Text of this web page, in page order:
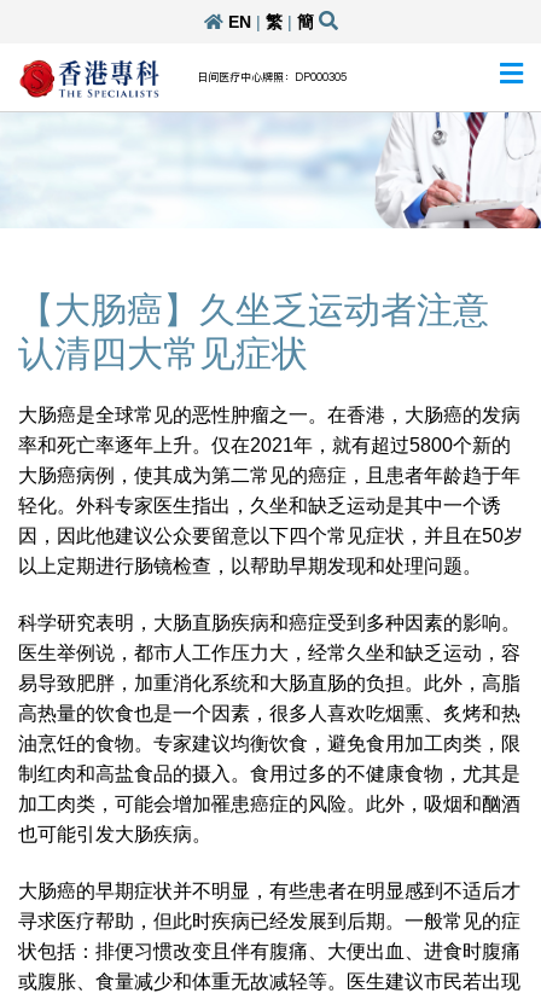
EN| 繁| 簡
日间医疗中心牌照：DP000305
【大肠癌】久坐乏运动者注意
认清四大常见症状
大肠癌是全球常见的恶性肿瘤之一。在香港，大肠癌的发病
率和死亡率逐年上升。仅在2021年，就有超过5800个新的
大肠癌病例，使其成为第二常见的癌症，且患者年龄趋于年
轻化。外科专家医生指出，久坐和缺乏运动是其中一个诱
因，因此他建议公众要留意以下四个常见症状，并且在50岁
以上定期进行肠镜检查，以帮助早期发现和处理问题。
科学研究表明，大肠直肠疾病和癌症受到多种因素的影响。
医生举例说，都市人工作压力大，经常久坐和缺乏运动，容
易导致肥胖，加重消化系统和大肠直肠的负担。此外，高脂
高热量的饮食也是一个因素，很多人喜欢吃烟熏、炙烤和热
油烹饪的食物。专家建议均衡饮食，避免食用加工肉类，限
制红肉和高盐食品的摄入。食用过多的不健康食物，尤其是
加工肉类，可能会增加罹患癌症的风险。此外，吸烟和酗酒
也可能引发大肠疾病。
大肠癌的早期症状并不明显，有些患者在明显感到不适后才
寻求医疗帮助，但此时疾病已经发展到后期。一般常见的症
状包括：排便习惯改变且伴有腹痛、大便出血、进食时腹痛
或腹胀、食量减少和体重无故减轻等。医生建议市民若出现